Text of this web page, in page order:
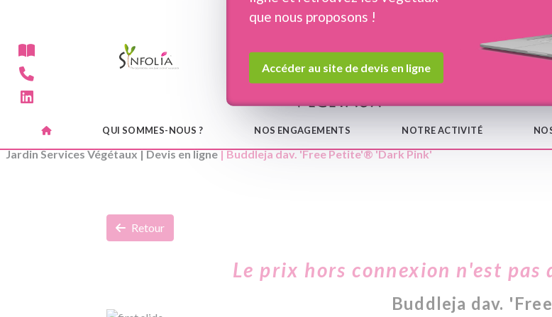
Devis en
QUI SOMMES-NOUS ? NOS ENGAGEMENTS NOTRE ACTIVITÉ
que nous proposons !
Accéder au site de devis en ligne
Jardin Services Végétaux|Devis en ligne| Buddleja dav. 'Free Petite'® 'Dark Pink'
Retour
Le prix hors connexion n'est pas
Buddleja dav.